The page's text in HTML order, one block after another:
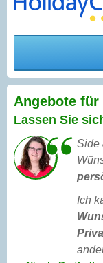
Angebote
Lassen Sie
Side
Ich